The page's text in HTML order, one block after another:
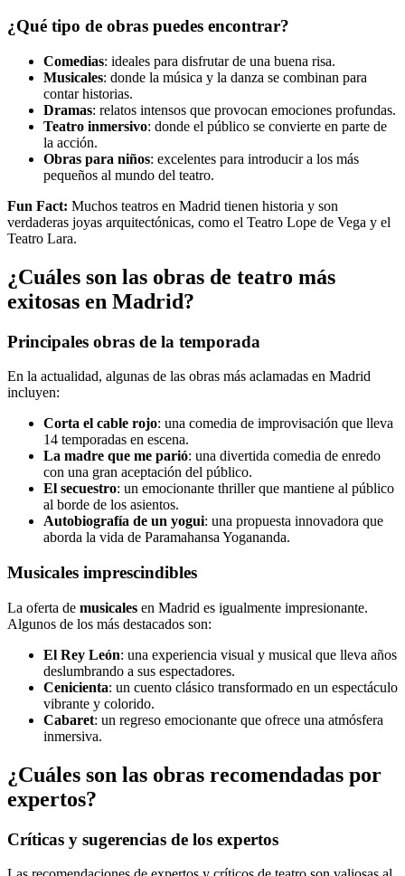
¿Qué tipo de obras puedes encontrar?
Comedias: ideales para disfrutar de una buena risa.
Musicales: donde la música y la danza se combinan para
contar historias.
Dramas: relatos intensos que provocan emociones profundas.
Teatro inmersivo: donde el público se convierte en parte de
la acción.
Obras para niños: excelentes para introducir a los más
pequeños al mundo del teatro.
Fun Fact: Muchos teatros en Madrid tienen historia y son
verdaderas joyas arquitectónicas, como el Teatro Lope de Vega y el
Teatro Lara.
¿Cuáles son las obras de teatro más
exitosas en Madrid?
Principales obras de la temporada
En la actualidad, algunas de las obras más aclamadas en Madrid
incluyen:
Corta el cable rojo: una comedia de improvisación que lleva
14 temporadas en escena.
La madre que me parió: una divertida comedia de enredo
con una gran aceptación del público.
El secuestro: un emocionante thriller que mantiene al público
al borde de los asientos.
Autobiografía de un yogui: una propuesta innovadora que
aborda la vida de Paramahansa Yogananda.
Musicales imprescindibles
La oferta de musicales en Madrid es igualmente impresionante.
Algunos de los más destacados son:
El Rey León: una experiencia visual y musical que lleva años
deslumbrando a sus espectadores.
Cenicienta: un cuento clásico transformado en un espectáculo
vibrante y colorido.
Cabaret: un regreso emocionante que ofrece una atmósfera
inmersiva.
¿Cuáles son las obras recomendadas por
expertos?
Críticas y sugerencias de los expertos